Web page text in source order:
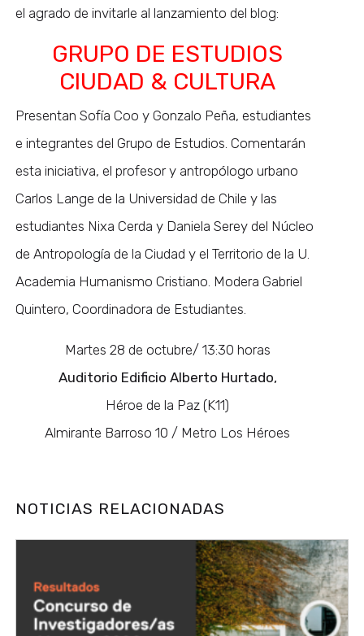
el agrado de invitarle al lanzamiento del blog:
GRUPO DE ESTUDIOS
CIUDAD & CULTURA
Presentan Sofía Coo y Gonzalo Peña, estudiantes
e integrantes del Grupo de Estudios. Comentarán
esta iniciativa, el profesor y antropólogo urbano
Carlos Lange de la Universidad de Chile y las
estudiantes Nixa Cerda y Daniela Serey del Núcleo
de Antropología de la Ciudad y el Territorio de la U.
Academia Humanismo Cristiano. Modera Gabriel
Quintero, Coordinadora de Estudiantes.
Martes 28 de octubre/ 13:30 horas
Auditorio Edificio Alberto Hurtado,
Héroe de la Paz (K11)
Almirante Barroso 10 / Metro Los Héroes
NOTICIAS RELACIONADAS